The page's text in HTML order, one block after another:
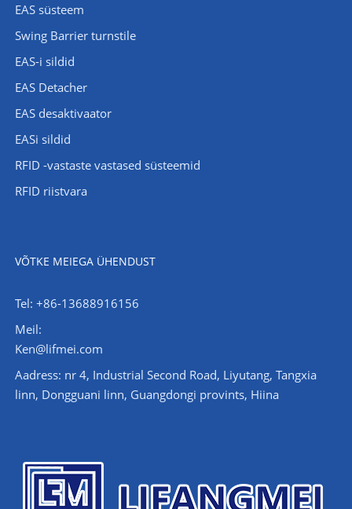
EAS süsteem
Swing Barrier turnstile
EAS-i sildid
EAS Detacher
EAS desaktivaator
EASi sildid
RFID -vastaste vastased süsteemid
RFID riistvara
VÕTKE MEIEGA ÜHENDUST
Tel: +86-13688916156
Meil:
Ken@lifmei.com
Aadress: nr 4, Industrial Second Road, Liyutang, Tangxia
linn, Dongguani linn, Guangdongi provints, Hiina